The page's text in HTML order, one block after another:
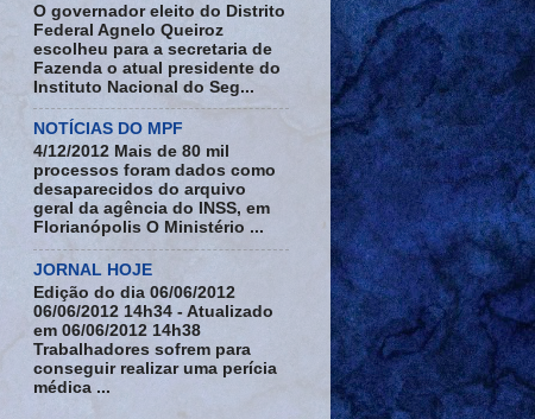
O governador eleito do Distrito
Federal Agnelo Queiroz
escolheu para a secretaria de
Fazenda o atual presidente do
Instituto Nacional do Seg...
NOTÍCIAS DO MPF
4/12/2012 Mais de 80 mil
processos foram dados como
desaparecidos do arquivo
geral da agência do INSS, em
Florianópolis O Ministério ...
JORNAL HOJE
Edição do dia 06/06/2012
06/06/2012 14h34 - Atualizado
em 06/06/2012 14h38
Trabalhadores sofrem para
conseguir realizar uma perícia
médica ...